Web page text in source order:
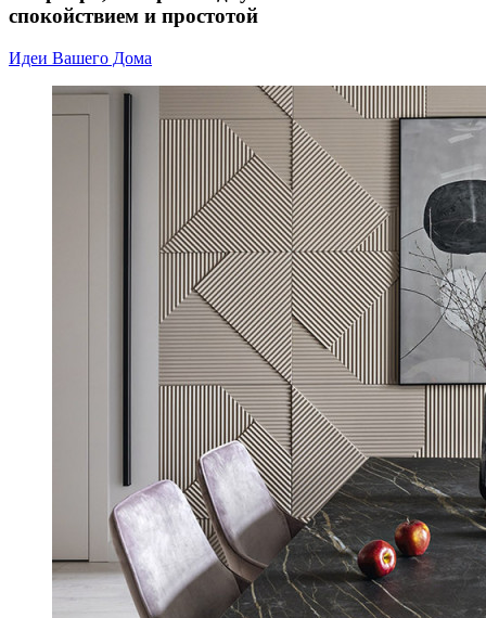
спокойствием и простотой
Идеи Вашего Дома